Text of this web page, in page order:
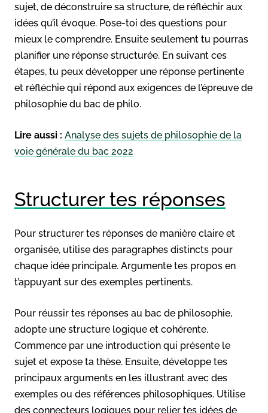
sujet, de déconstruire sa structure, de réfléchir aux
idées qu’il évoque. Pose-toi des questions pour
mieux le comprendre. Ensuite seulement tu pourras
planifier une réponse structurée. En suivant ces
étapes, tu peux développer une réponse pertinente
et réfléchie qui répond aux exigences de l’épreuve de
philosophie du bac de philo.
Lire aussi : Analyse des sujets de philosophie de la
voie générale du bac 2022
Structurer tes réponses
Pour structurer tes réponses de manière claire et
organisée, utilise des paragraphes distincts pour
chaque idée principale. Argumente tes propos en
t’appuyant sur des exemples pertinents.
Pour réussir tes réponses au bac de philosophie,
adopte une structure logique et cohérente.
Commence par une introduction qui présente le
sujet et expose ta thèse. Ensuite, développe tes
principaux arguments en les illustrant avec des
exemples ou des références philosophiques. Utilise
des connecteurs logiques pour relier tes idées de